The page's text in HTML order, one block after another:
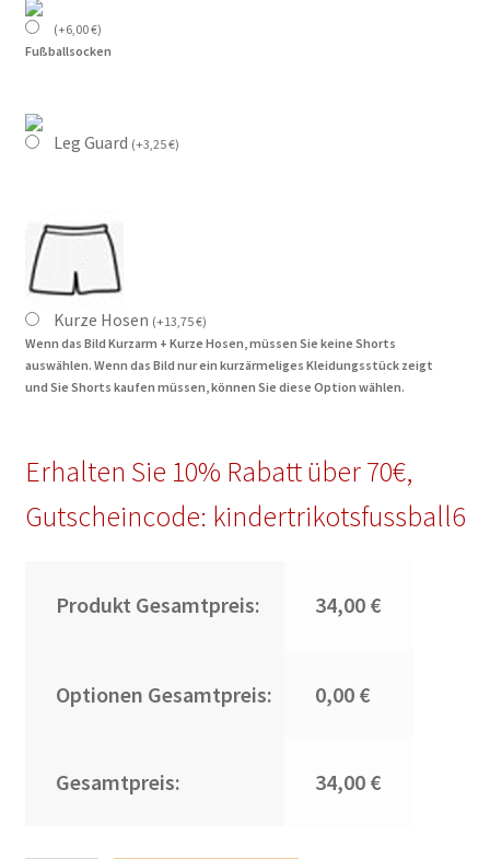
(+6,00€)
Fußballsocken
Leg Guard (+3,25€)
Kurze Hosen (+13,75€)
Wenn das Bild Kurzarm + Kurze Hosen, müssen Sie keine Shorts
auswählen. Wenn das Bild nur ein kurzärmeliges Kleidungsstück zeigt
und Sie Shorts kaufen müssen, können Sie diese Option wählen.
Erhalten Sie 10% Rabatt über 70€,
Gutscheincode: kindertrikotsfussball6
Produkt Gesamtpreis: 34,00 €
Optionen Gesamtpreis: 0,00 €
Gesamtpreis: 34,00 €